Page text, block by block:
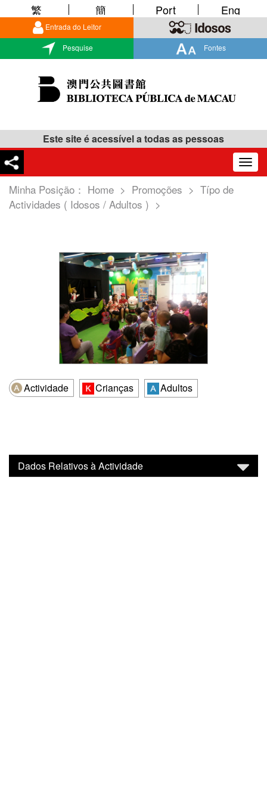
Entrada do Leitor
Pesquise Fontes
繁 簡 Port Eng
Este site é acessível a todas as pessoas
Minha Posição： Home > Promoções > Típo de
Actividades ( Idosos / Adultos ) >
Actividade Crianças Adultos
Dados Relativos à Actividade